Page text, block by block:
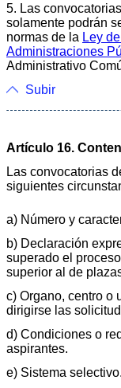
5. Las
solamente podrán
normas de la Ley
Administraciones
Administrativo
Subir
Artículo 16.
Las convocatorias
siguientes
a) Número y
b) Declaración
superado el
superior al de
c) Organo, centro o
dirigirse las
d) Condiciones o
aspirantes.
e) Sistema selectivo.